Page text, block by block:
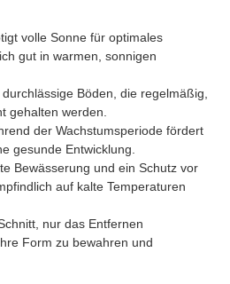
volle Sonne für optimales
gut in warmen, sonnigen
Böden, die regelmäßig,
gehalten werden.
der Wachstumsperiode fördert
gesunde Entwicklung.
Bewässerung und ein Schutz vor
auf kalte Temperaturen
nur das Entfernen
Form zu bewahren und